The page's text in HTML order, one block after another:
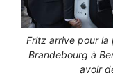
Fritz arrive pour la
Brandebourg à
avoir